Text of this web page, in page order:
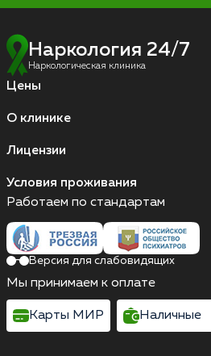
Наркология 24/7
Наркологическая клиника
Цены
О клинике
Лицензии
Условия проживания
Работаем по стандартам
Версия для слабовидящих
Мы принимаем к оплате
Карты МИР Наличные